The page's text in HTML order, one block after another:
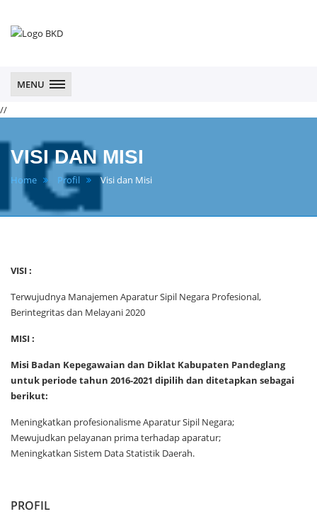
Pandeglang
MENU
//
VISI DAN MISI
Home Profil Visi dan Misi
VISI :
Terwujudnya Manajemen Aparatur Sipil Negara Profesional,
Berintegritas dan Melayani 2020
MISI :
Misi Badan Kepegawaian dan Diklat Kabupaten Pandeglang
untuk periode tahun 2016-2021 dipilih dan ditetapkan sebagai
berikut:
Meningkatkan profesionalisme Aparatur Sipil Negara;
Mewujudkan pelayanan prima terhadap aparatur;
Meningkatkan Sistem Data Statistik Daerah.
PROFIL